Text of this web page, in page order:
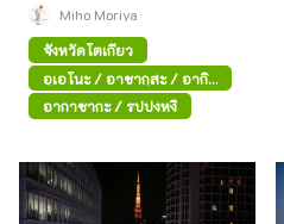
Miho Moriya
จังหวัดโตเกียว
อุเอโนะ / อาซากุสะ / อากิ
ฮาบาระ
อากาซากะ / รปปงหงิ